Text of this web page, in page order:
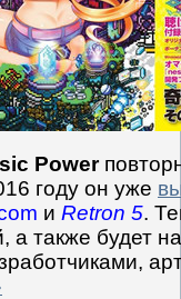
Power
году он уже
и Retron 5.
а также будет